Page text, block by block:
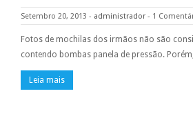
Setembro 20, 2013 - administrador - 1
Fotos de mochilas dos irmãos não são
contendo bombas panela de pressão.
Leia mais